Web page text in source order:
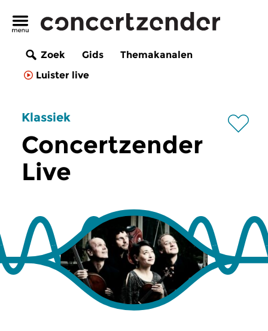
Zoek Gids
Themakanalen
Luister live
Klassiek
Concertzender
Live